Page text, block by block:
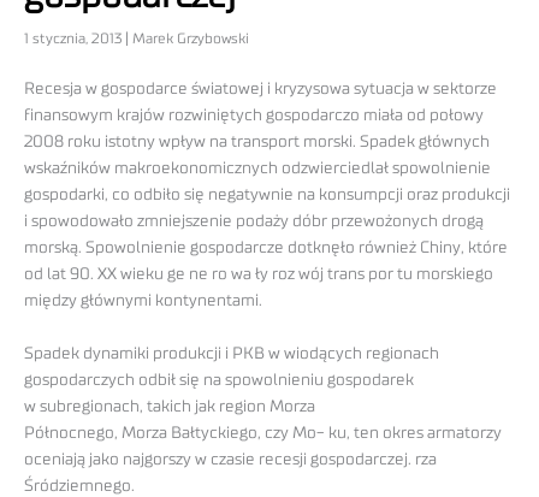
1 stycznia, 2013 | Marek Grzybowski
Recesja w gospodarce światowej i kryzysowa sytuacja w sektorze
finansowym krajów rozwiniętych gospodarczo miała od połowy
2008 roku istotny wpływ na transport morski. Spadek głównych
wskaźników makroekonomicznych odzwierciedlał spowolnienie
gospodarki, co odbiło się negatywnie na konsumpcji oraz produkcji
i spowodowało zmniejszenie podaży dóbr przewożonych drogą
morską. Spowolnienie gospodarcze dotknęło również Chiny, które
od lat 90. XX wieku ge ne ro wa ły roz wój trans por tu morskiego
między głównymi kontynentami.
Spadek dynamiki produkcji i PKB w wiodących regionach
gospodarczych odbił się na spowolnieniu gospodarek
w subregionach, takich jak region Morza
Północnego, Morza Bałtyckiego, czy Mo- ku, ten okres armatorzy
oceniają jako najgorszy w czasie recesji gospodarczej. rza
Śródziemnego.